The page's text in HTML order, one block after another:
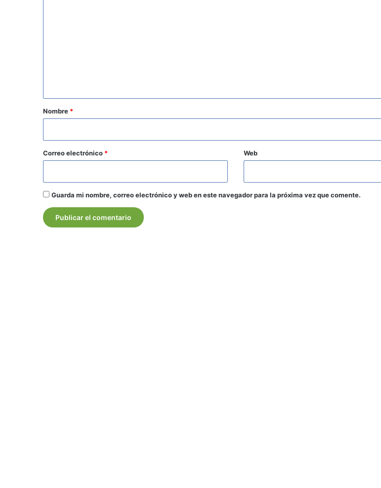
r
o
*
Nombre *
Correo electrónico * Web
Guarda mi nombre, correo electrónico y web en este navegador para la próxima vez que comente.